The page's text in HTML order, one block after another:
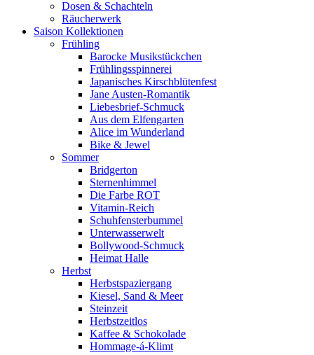
Dosen & Schachteln
Räucherwerk
Saison Kollektionen
Frühling
Barocke Musikstückchen
Frühlingsspinnerei
Japanisches Kirschblütenfest
Jane Austen-Romantik
Liebesbrief-Schmuck
Aus dem Elfengarten
Alice im Wunderland
Bike & Jewel
Sommer
Bridgerton
Sternenhimmel
Die Farbe ROT
Vitamin-Reich
Schuhfensterbummel
Unterwasserwelt
Bollywood-Schmuck
Heimat Halle
Herbst
Herbstspaziergang
Kiesel, Sand & Meer
Steinzeit
Herbstzeitlos
Kaffee & Schokolade
Hommage-á-Klimt